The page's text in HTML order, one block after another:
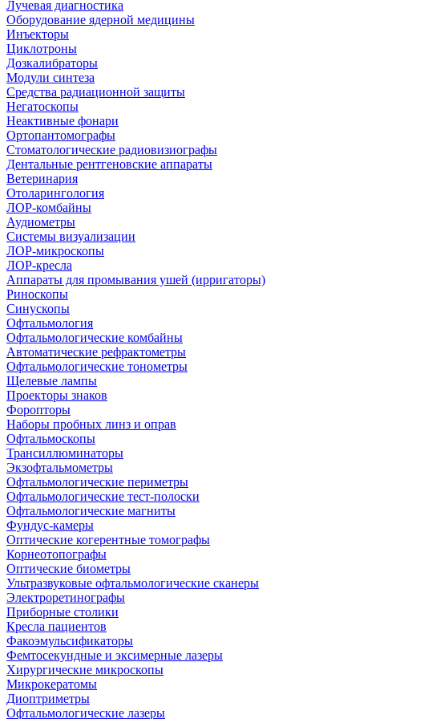
Лучевая диагностика
Оборудование ядерной медицины
Инъекторы
Циклотроны
Дозкалибраторы
Модули синтеза
Средства радиационной защиты
Негатоскопы
Неактивные фонари
Ортопантомографы
Стоматологические радиовизиографы
Дентальные рентгеновские аппараты
Ветеринария
Отоларингология
ЛОР-комбайны
Аудиометры
Системы визуализации
ЛОР-микроскопы
ЛОР-кресла
Аппараты для промывания ушей (ирригаторы)
Риноскопы
Синускопы
Офтальмология
Офтальмологические комбайны
Автоматические рефрактометры
Офтальмологические тонометры
Щелевые лампы
Проекторы знаков
Форопторы
Наборы пробных линз и оправ
Офтальмоскопы
Трансиллюминаторы
Экзофтальмометры
Офтальмологические периметры
Офтальмологические тест-полоски
Офтальмологические магниты
Фундус-камеры
Оптические когерентные томографы
Корнеотопографы
Оптические биометры
Ультразвуковые офтальмологические сканеры
Электроретинографы
Приборные столики
Кресла пациентов
Факоэмульсификаторы
Фемтосекундные и эксимерные лазеры
Хирургические микроскопы
Микрокератомы
Диоптриметры
Офтальмологические лазеры